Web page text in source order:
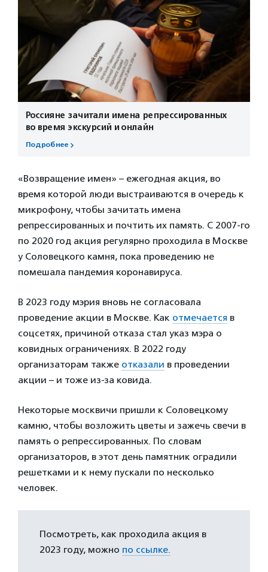
Россияне зачитали имена репрессированных
во время экскурсий и онлайн
Подробнее
«Возвращение имен» – ежегодная акция, во
время которой люди выстраиваются в очередь к
микрофону, чтобы зачитать имена
репрессированных и почтить их память. С 2007-го
по 2020 год акция регулярно проходила в Москве
у Соловецкого камня, пока проведению не
помешала пандемия коронавируса.
В 2023 году мэрия вновь не согласовала
проведение акции в Москве. Как отмечается в
соцсетях, причиной отказа стал указ мэра о
ковидных ограничениях. В 2022 году
организаторам также отказали в проведении
акции – и тоже из-за ковида.
Некоторые москвичи пришли к Соловецкому
камню, чтобы возложить цветы и зажечь свечи в
память о репрессированных. По словам
организаторов, в этот день памятник оградили
решетками и к нему пускали по несколько
человек.
Посмотреть, как проходила акция в
2023 году, можно по ссылке.